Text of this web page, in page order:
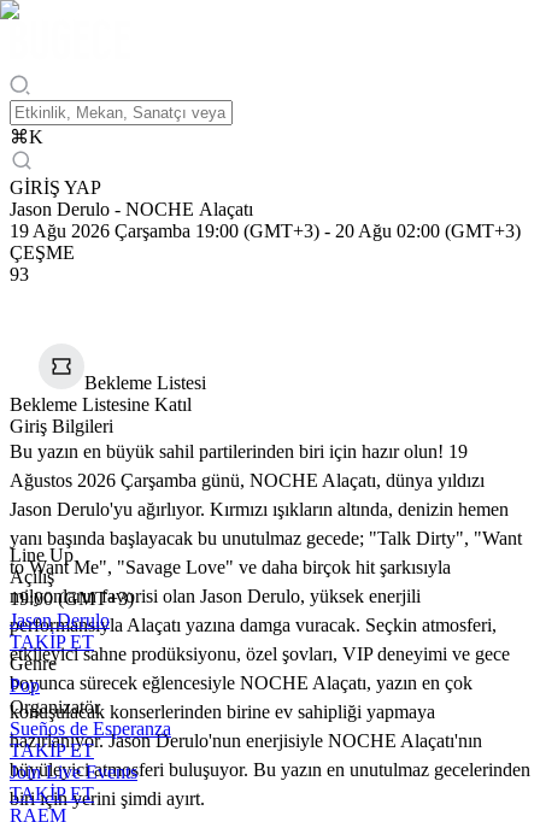
⌘K
GİRİŞ YAP
Jason Derulo - NOCHE Alaçatı
19 Ağu 2026 Çarşamba 19:00 (GMT+3) - 20 Ağu 02:00 (GMT+3)
ÇEŞME
93
Bekleme Listesi
Bekleme Listesine Katıl
Giriş Bilgileri
Bu yazın en büyük sahil partilerinden biri için hazır olun! 19
Ağustos 2026 Çarşamba günü, NOCHE Alaçatı, dünya yıldızı
Jason Derulo'yu ağırlıyor. Kırmızı ışıkların altında, denizin hemen
yanı başında başlayacak bu unutulmaz gecede; "Talk Dirty", "Want
to Want Me", "Savage Love" ve daha birçok hit şarkısıyla
milyonların favorisi olan Jason Derulo, yüksek enerjili
performansıyla Alaçatı yazına damga vuracak. Seçkin atmosferi,
etkileyici sahne prodüksiyonu, özel şovları, VIP deneyimi ve gece
boyunca sürecek eğlencesiyle NOCHE Alaçatı, yazın en çok
konuşulacak konserlerinden birine ev sahipliği yapmaya
hazırlanıyor. Jason Derulo'nun enerjisiyle NOCHE Alaçatı'nın
büyüleyici atmosferi buluşuyor. Bu yazın en unutulmaz gecelerinden
biri için yerini şimdi ayırt.
Line Up
Açılış
19:00 (GMT+3)
Jason Derulo
TAKİP ET
Genre
Pop
Organizatör
Sueños de Esperanza
TAKİP ET
Join Live Events
TAKİP ET
RAEM